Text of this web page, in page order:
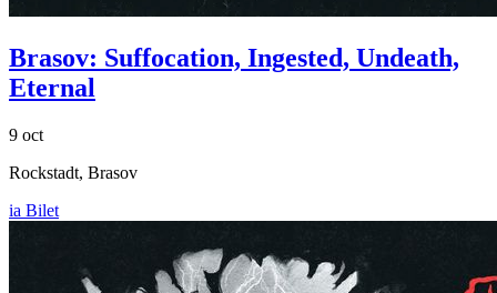
Brasov: Suffocation, Ingested, Undeath,
Eternal
9 oct
Rockstadt, Brasov
ia Bilet